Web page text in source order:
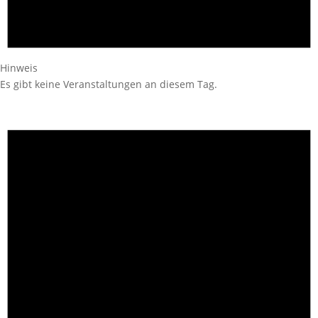
Hinweis
Es gibt keine Veranstaltungen an diesem Tag.